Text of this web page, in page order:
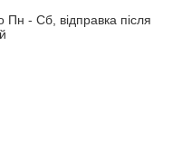
Пн - Сб, відправка після